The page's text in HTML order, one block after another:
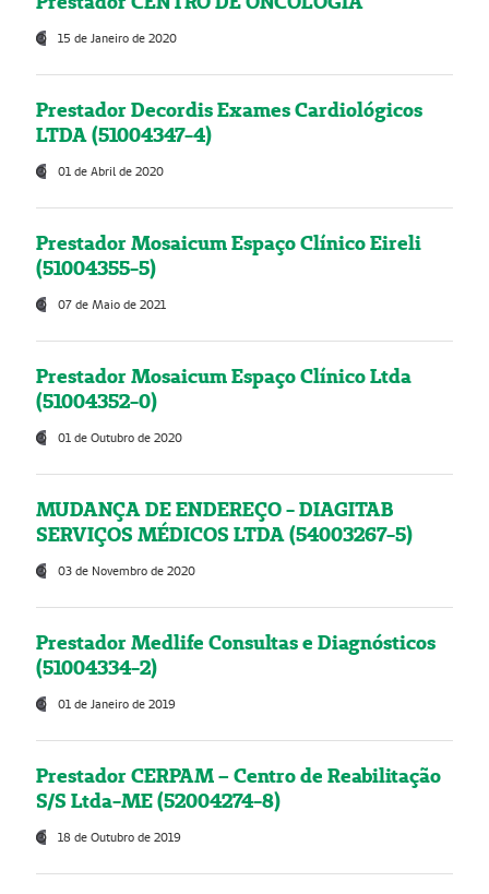
15 de Janeiro de 2020
Prestador Decordis Exames Cardiológicos
LTDA (51004347-4)
01 de Abril de 2020
Prestador Mosaicum Espaço Clínico Eireli
(51004355-5)
07 de Maio de 2021
Prestador Mosaicum Espaço Clínico Ltda
(51004352-0)
01 de Outubro de 2020
MUDANÇA DE ENDEREÇO - DIAGITAB
SERVIÇOS MÉDICOS LTDA (54003267-5)
03 de Novembro de 2020
Prestador Medlife Consultas e Diagnósticos
(51004334-2)
01 de Janeiro de 2019
Prestador CERPAM – Centro de Reabilitação
S/S Ltda-ME (52004274-8)
18 de Outubro de 2019